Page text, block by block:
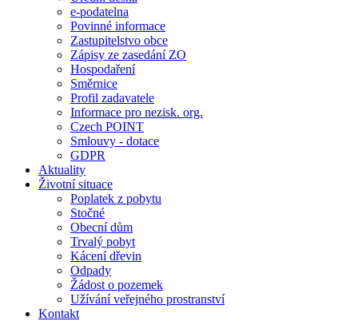
e-podatelna
Povinné informace
Zastupitelstvo obce
Zápisy ze zasedání ZO
Hospodaření
Směrnice
Profil zadavatele
Informace pro nezisk. org.
Czech POINT
Smlouvy - dotace
GDPR
Aktuality
Životní situace
Poplatek z pobytu
Stočné
Obecní dům
Trvalý pobyt
Kácení dřevin
Odpady
Žádost o pozemek
Užívání veřejného prostranství
Kontakt